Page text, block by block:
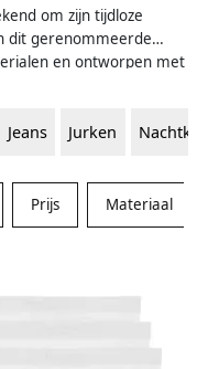
om zijn tijdloze
dit gerenommeerde
en ontworpen met
zoek bent naar een
aan elegante witte
Jeans Jurken
Prijs Materiaal